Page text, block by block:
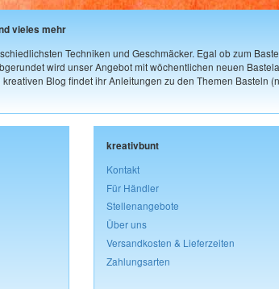
vieles mehr
Techniken und Geschmäcker. Egal ob zum
wird unser Angebot mit wöchentlichen neuen
Blog findet ihr Anleitungen zu den Themen Basteln
kreativbunt
Kontakt
Für Händler
Stellenangebote
Über uns
Versandkosten & Lieferzeiten
Zahlungsarten